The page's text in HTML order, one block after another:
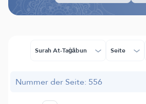
Surah At-Taġābun Seite
Nummer der Seite: 556